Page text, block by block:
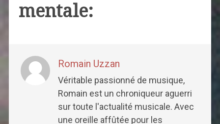
mentale:
Romain Uzzan
Véritable passionné de musique,
Romain est un chroniqueur aguerri
sur toute l'actualité musicale. Avec
une oreille affûtée pour les